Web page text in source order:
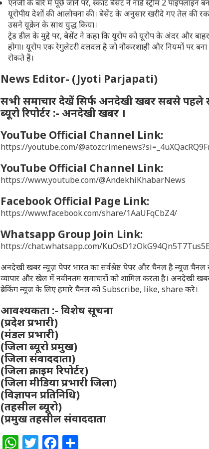
एनर्जी के बारे में पूछे जाने पर, स्कॉट बेसेंट ने नॉर्ड स्ट्रीम 2
यूरोपीय देशों की आलोचना की। बेसेंट के अनुसार खरीदे गए तेल की
उसने यूक्रेन के साथ युद्ध किया।
ट्रेड डील के मुद्दे पर, बेसेंट ने कहा कि यूरोप को यूरोप के अंदर और
होगा। यूरोप एक रेगुलेटरी दलदल है जो नौकरशाही और नियमों पर
रोकते हैं।
News Editor- (Jyoti Parjapati)
सभी समाचार देखें सिर्फ अनदेखी खबर सबसे पहले
ब्यूरो रिपोर्टर :- अनदेखी खबर ।
YouTube Official Channel Link:
https://youtube.com/
YouTube Official Channel Link:
https://www.youtube.com/@AndekhiKhabarNews
Facebook Official Page Link:
https://www.facebook.com/share/1AaUFqCbZ4/
Whatsapp Group Join Link:
https://chat.whatsapp.com/
अनदेखी खबर न्यूज़ पेपर भारत का सर्वश्रेष्ठ पेपर और चैनल है न्यूज चैनल
व्यापार और खेल में नवीनतम समाचारों को शामिल करता है। अनदेखी
ब्रेकिंग न्यूज के लिए हमारे चैनल को Subscribe, like, share करे।
आवश्यकता :- विशेष सूचना
(प्रदेश प्रभारी)
(मंडल प्रभारी)
(जिला ब्यूरो प्रमुख)
(जिला संवाददाता)
(जिला क्राइम रिपोर्टर)
(जिला मीडिया प्रभारी जिला)
(विज्ञापन प्रतिनिधि)
(तहसील ब्यूरो)
(प्रमुख तहसील संवाददाता
W T F